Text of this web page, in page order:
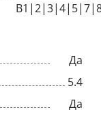
Да
5.4
Да